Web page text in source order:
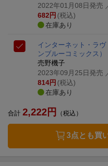
2022年01月08日発売
682 円 (税込)
在庫あり
インターネット・ラヴ
ンブルーコミックス）
売野機子
2023年09月25日発売
814円 (税込)
在庫あり
合計 2,222円 （税込）
3点とも買